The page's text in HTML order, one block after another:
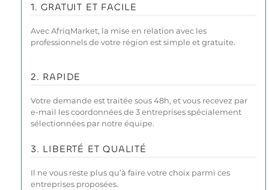
1. GRATUIT ET FACILE
Avec AfriqMarket, la mise en relation avec les
professionnels de votre région est simple et gratuite.
2. RAPIDE
Votre demande est traitée sous 48h, et vous recevez par
e-mail les coordonnées de 3 entreprises spécialement
sélectionnées par notre équipe.
3. LIBERTÉ ET QUALITÉ
Il ne vous reste plus qu’à faire votre choix parmi ces
entreprises proposées.